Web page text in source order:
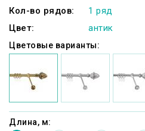
Кол-во рядов:
1 ряд
Цвет:
антик
Цветовые варианты:
Длина, м: